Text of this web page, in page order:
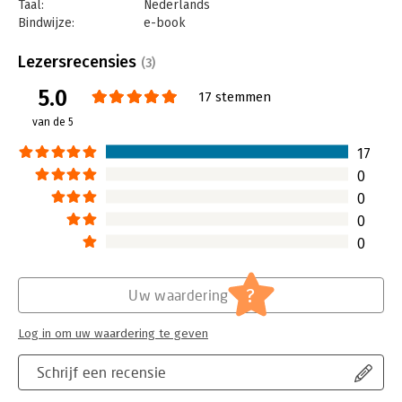
Taal:
Nederlands
Bindwijze:
e-book
Bestandsformaat:
epub
Uitgever:
Business Contact
Verschijningsdatum:
Hoofdrubriek:
Lezersrecensies (3)
5.0
van de 5
17 stemmen
17
0
0
0
0
Schrijf een recensie
Uw waardering ?
Log in om uw waardering te geven